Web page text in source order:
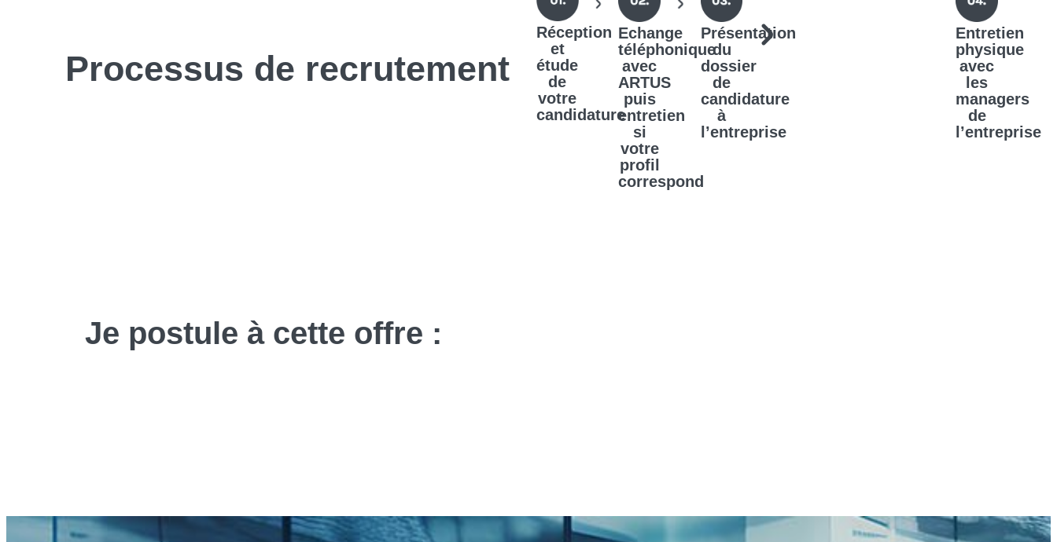
Processus de recrutement
Réception
et
étude
de
votre
candidature
Echange
téléphonique
avec
ARTUS
puis
entretien
si
votre
profil
correspond
Présentation
du
dossier
de
candidature
à
l’entreprise
Entretien
physique
avec
les
managers
de
l’entreprise
Je postule à cette offre :